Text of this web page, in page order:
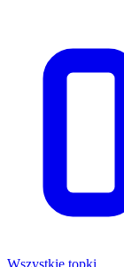
Wszystkie topki